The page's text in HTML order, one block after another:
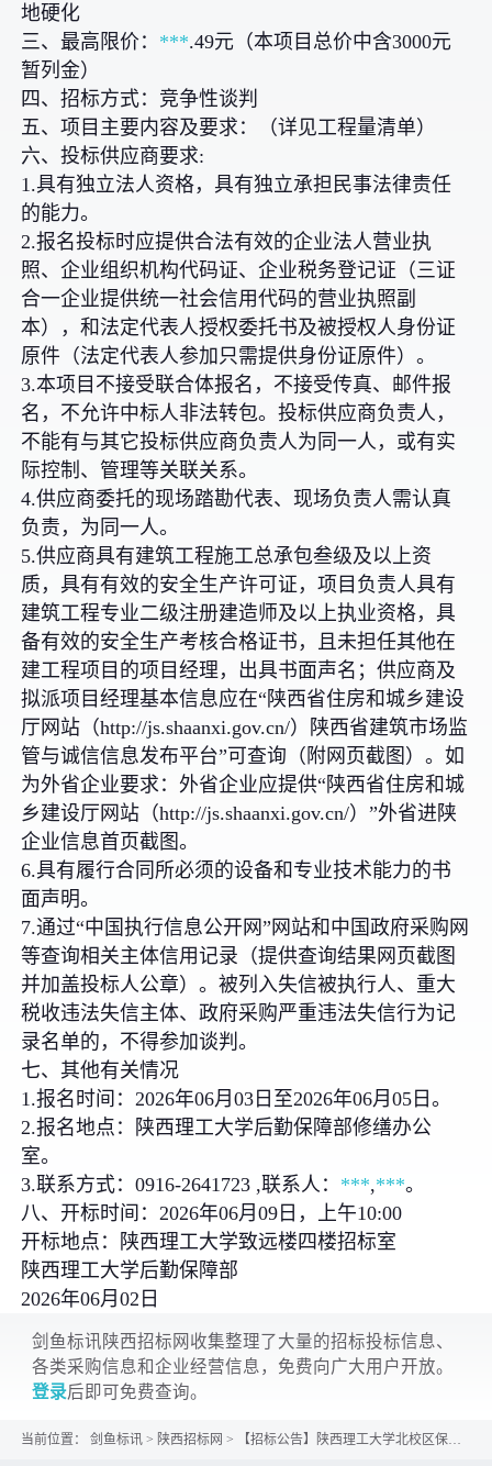
地硬化
三、最高限价： ***.49元（本项目总价中含3000元
暂列金）
四、招标方式：竞争性谈判
五、项目主要内容及要求：（详见工程量清单）
六、投标供应商要求:
1.具有独立法人资格，具有独立承担民事法律责任
的能力。
2.报名投标时应提供合法有效的企业法人营业执
照、企业组织机构代码证、企业税务登记证（三证
合一企业提供统一社会信用代码的营业执照副
本），和法定代表人授权委托书及被授权人身份证
原件（法定代表人参加只需提供身份证原件）。
3.本项目不接受联合体报名，不接受传真、邮件报
名，不允许中标人非法转包。投标供应商负责人，
不能有与其它投标供应商负责人为同一人，或有实
际控制、管理等关联关系。
4.供应商委托的现场踏勘代表、现场负责人需认真
负责，为同一人。
5.供应商具有建筑工程施工总承包叁级及以上资
质，具有有效的安全生产许可证，项目负责人具有
建筑工程专业二级注册建造师及以上执业资格，具
备有效的安全生产考核合格证书，且未担任其他在
建工程项目的项目经理，出具书面声名；供应商及
拟派项目经理基本信息应在“陕西省住房和城乡建设
厅网站（http://js.shaanxi.gov.cn/）陕西省建筑市场监
管与诚信信息发布平台”可查询（附网页截图）。如
为外省企业要求：外省企业应提供“陕西省住房和城
乡建设厅网站（http://js.shaanxi.gov.cn/）”外省进陕
企业信息首页截图。
6.具有履行合同所必须的设备和专业技术能力的书
面声明。
7.通过“中国执行信息公开网”网站和中国政府采购网
等查询相关主体信用记录（提供查询结果网页截图
并加盖投标人公章）。被列入失信被执行人、重大
税收违法失信主体、政府采购严重违法失信行为记
录名单的，不得参加谈判。
七、其他有关情况
1.报名时间：2026年06月03日至2026年06月05日。
2.报名地点：陕西理工大学后勤保障部修缮办公
室。
3.联系方式：0916-2641723 ,联系人： ***,***。
八、开标时间：2026年06月09日，上午10:00
开标地点：陕西理工大学致远楼四楼招标室
陕西理工大学后勤保障部
2026年06月02日
剑鱼标讯陕西招标网收集整理了大量的招标投标信息、
各类采购信息和企业经营信息，免费向广大用户开放。
登录后即可免费查询。
当前位置： 剑鱼标讯 > 陕西招标网 > 【招标公告】陕西理工大学北校区保卫处机动车场地硬化项目招标公告